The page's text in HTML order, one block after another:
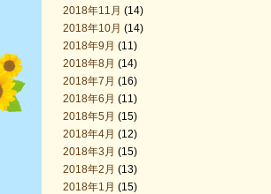
2018年11月 (14)
2018年10月 (14)
2018年9月 (11)
2018年8月 (14)
2018年7月 (16)
2018年6月 (11)
2018年5月 (15)
2018年4月 (12)
2018年3月 (15)
2018年2月 (13)
2018年1月 (15)